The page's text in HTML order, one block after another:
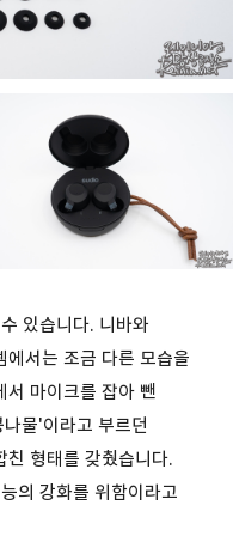
있습니다. 니바와
에서는 조금 다른 모습을
서 마이크를 잡아 뺀
물'이라고 부르던
친 형태를 갖췄습니다.
의 강화를 위함이라고